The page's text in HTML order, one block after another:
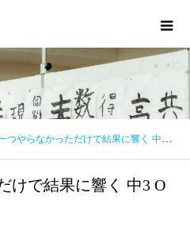
つやらなかっただけで結果に響く 中3 Oさん
けで結果に響く 中3 O